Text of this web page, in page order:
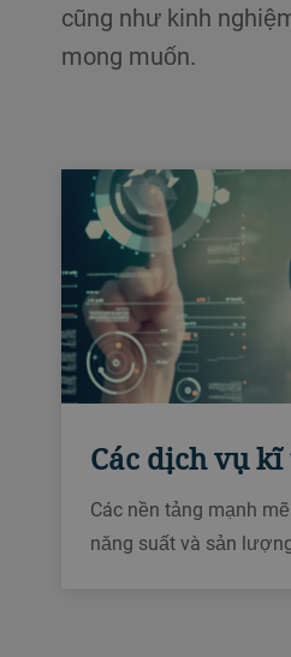
cũng như kinh
mong muốn.
Các dịch vụ
Các nền tảng mạnh
năng suất và sản